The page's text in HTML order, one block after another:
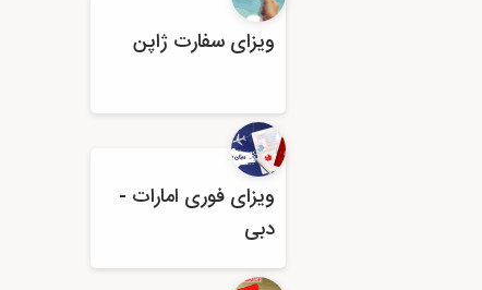
ویزای سفارت ژاپن
ویزای فوری امارات -
دبی